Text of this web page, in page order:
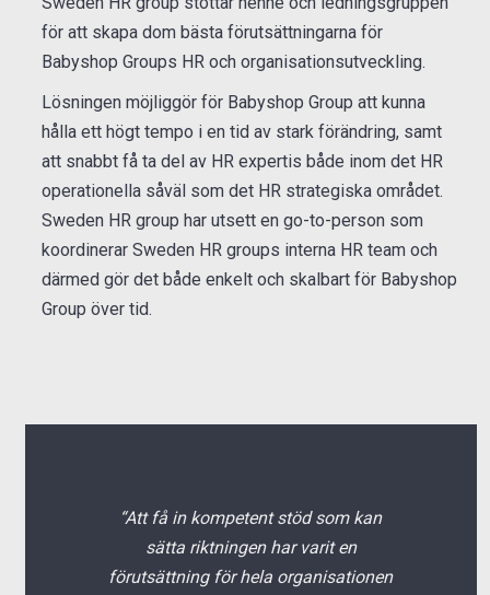
för att skapa dom bästa förutsättningarna för
Babyshop Groups HR och organisationsutveckling.
Lösningen möjliggör för Babyshop Group att kunna
hålla ett högt tempo i en tid av stark förändring, samt
att snabbt få ta del av HR expertis både inom det HR
operationella såväl som det HR strategiska området.
Sweden HR group har utsett en go-to-person som
koordinerar Sweden HR groups interna HR team och
därmed gör det både enkelt och skalbart för Babyshop
Group över tid.
“Att få in kompetent stöd som kan
sätta riktningen har varit en
förutsättning för hela organisationen